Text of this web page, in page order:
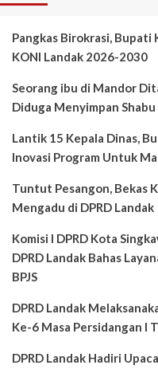
Pangkas Birokrasi, Bupati
KONI Landak 2026-2030
Seorang ibu di Mandor
Diduga Menyimpan Shabu
Lantik 15 Kepala Dinas,
Inovasi Program Untuk
Tuntut Pesangon, Bekas
Mengadu di DPRD Landak
Komisi I DPRD Kota
DPRD Landak Bahas
BPJS
DPRD Landak
Ke-6 Masa Persidangan I
DPRD Landak Hadiri